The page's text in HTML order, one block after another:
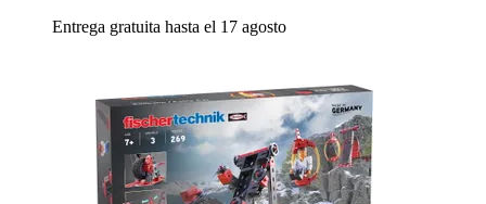
Entrega gratuita hasta el 17 agosto